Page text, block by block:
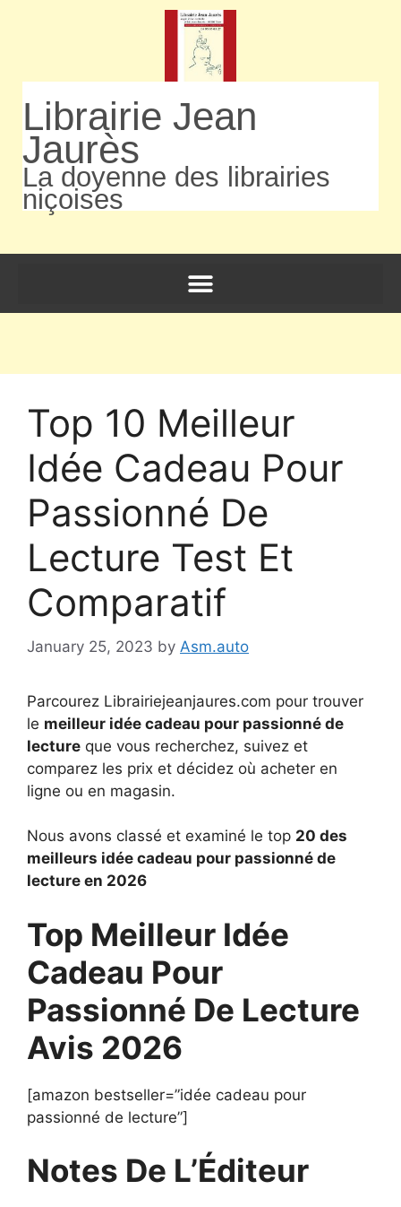
Librairie Jean
Jaurès
La doyenne des librairies
niçoises
Top 10 Meilleur
Idée Cadeau Pour
Passionné De
Lecture Test Et
Comparatif
January 25, 2023 by Asm.auto
Parcourez Librairiejeanjaures.com pour trouver
le meilleur idée cadeau pour passionné de
lecture que vous recherchez, suivez et
comparez les prix et décidez où acheter en
ligne ou en magasin.
Nous avons classé et examiné le top 20 des
meilleurs idée cadeau pour passionné de
lecture en 2026
Top Meilleur Idée
Cadeau Pour
Passionné De Lecture
Avis 2026
[amazon bestseller=”idée cadeau pour
passionné de lecture”]
Notes De L’Éditeur